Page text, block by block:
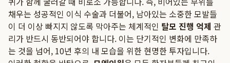
채우는 성공적인 이식 수술과 더불어, 남아있는 소중한 모발들
이 더 이상 빠지지 않도록 막아주는 체계적인 탈모 진행 억제 관
리가 반드시 동반되어야 합니다. 이는 단기적인 변화에 만족하
는 것을 넘어, 10년 후의 내 모습을 위한 현명한 투자입니다.